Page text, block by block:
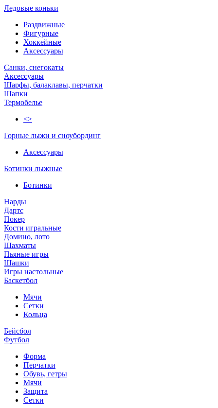
Ледовые коньки
Раздвижные
Фигурные
Хоккейные
Аксессуары
Санки, снегокаты
Аксессуары
Шарфы, балаклавы, перчатки
Шапки
Термобелье
<>
Горные лыжи и сноубординг
Аксессуары
Ботинки лыжные
Ботинки
Нарды
Дартс
Покер
Кости игральные
Домино, лото
Шахматы
Пьяные игры
Шашки
Игры настольные
Баскетбол
Мячи
Сетки
Кольца
Бейсбол
Футбол
Форма
Перчатки
Обувь, гетры
Мячи
Защита
Сетки